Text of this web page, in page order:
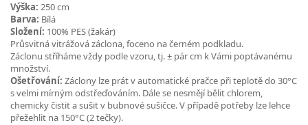
Výška: 250 cm
Barva: Bílá
Složení: 100% PES (žakár)
Průsvitná vitrážová záclona, foceno na černém podkladu.
Záclonu stříháme vždy podle vzoru, tj. ± pár cm k Vámi poptávanému
množství.
Ošetřování: Záclony lze prát v automatické pračce při teplotě do 30°C
s velmi mírným odstřeďováním. Dále se nesmějí bělit chlorem,
chemicky čistit a sušit v bubnové sušičce. V případě potřeby lze lehce
přežehlit na 150°C (2 tečky).